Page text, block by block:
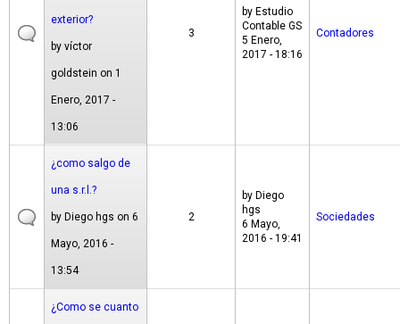
exterior?
by víctor
goldstein on 1
Enero, 2017 -
13:06
3
by Estudio
Contable GS
5 Enero,
2017 - 18:16
Contadores
¿como salgo de
una s.r.l.?
by Diego hgs on 6
Mayo, 2016 -
13:54
2
by Diego
hgs
6 Mayo,
2016 - 19:41
Sociedades
¿Como se cuanto